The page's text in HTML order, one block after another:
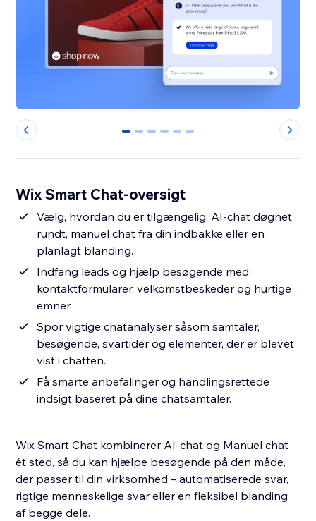
0 1 2 3 4 5
Wix Smart Chat-oversigt
Vælg, hvordan du er tilgængelig: AI-chat døgnet
rundt, manuel chat fra din indbakke eller en
planlagt blanding.
Indfang leads og hjælp besøgende med
kontaktformularer, velkomstbeskeder og hurtige
emner.
Spor vigtige chatanalyser såsom samtaler,
besøgende, svartider og elementer, der er blevet
vist i chatten.
Få smarte anbefalinger og handlingsrettede
indsigt baseret på dine chatsamtaler.
Wix Smart Chat kombinerer AI-chat og Manuel chat
ét sted, så du kan hjælpe besøgende på den måde,
der passer til din virksomhed – automatiserede svar,
rigtige menneskelige svar eller en fleksibel blanding
af begge dele.